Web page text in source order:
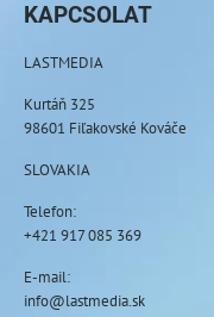
KAPCSOLAT
LASTMEDIA
Kurtáň 325
98601 Fiľakovské Kováče
SLOVAKIA
Telefon:
+421 917 085 369
E-mail:
info@lastmedia.sk